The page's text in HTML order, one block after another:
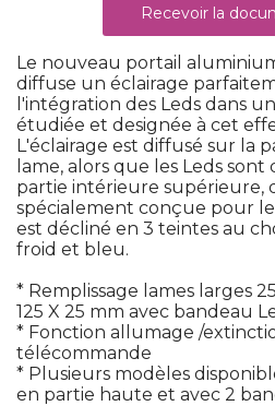
Recevoir la
Le nouveau portail
diffuse un éclairage
l'intégration des Leds dans
étudiée et designée à cet
L'éclairage est diffusé sur la
lame, alors que les Leds sont
partie intérieure supérieure,
spécialement conçue pour
est décliné en 3 teintes au
froid et bleu.
* Remplissage lames larges
125 X 25 mm avec bandeau
* Fonction allumage /
télécommande
* Plusieurs modèles
en partie haute et avec 2